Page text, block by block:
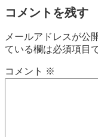
コメントを残す
メールアドレスが公
ている欄は必須項目
コメント ※